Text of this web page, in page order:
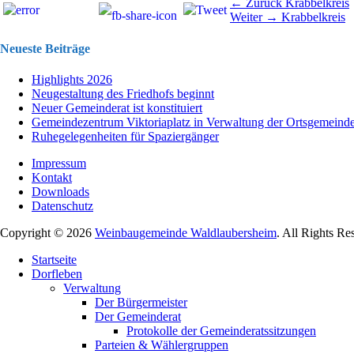
Beitragsnavigation ← Zurück
Beitrag:
Krabbelkreis
Weiter → Nächster
Krabbelkreis
Neueste Beiträge
Highlights 2026
Neugestaltung des Friedhofs beginnt
Neuer Gemeinderat ist konstituiert
Gemeindezentrum Viktoriaplatz in Verwaltung der
Ruhegelegenheiten für Spaziergänger
Impressum
Kontakt
Downloads
Datenschutz
Copyright © 2026 Weinbaugemeinde Waldlaubersheim. All Rights
oben
scrollen
Startseite
Dorfleben
Verwaltung
Der Bürgermeister
Der Gemeinderat
Protokolle der Gemeinderatssitzungen
Parteien & Wählergruppen